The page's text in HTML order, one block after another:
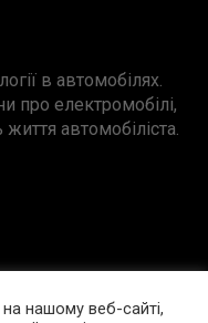
в автомобілях.
про електромобілі,
автомобіліста.
нашому веб-сайті,